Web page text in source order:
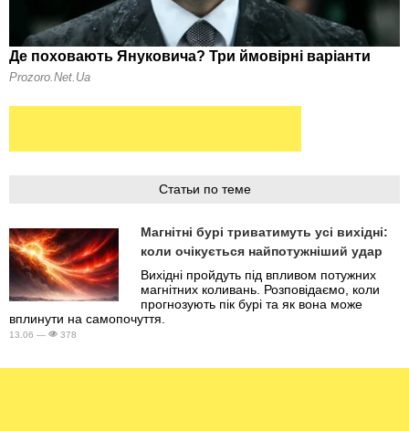
Статьи по теме
Магнітні бурі триватимуть усі вихідні:
коли очікується найпотужніший удар
Вихідні пройдуть під впливом потужних
магнітних коливань. Розповідаємо, коли
прогнозують пік бурі та як вона може
вплинути на самопочуття.
13.06 — 378